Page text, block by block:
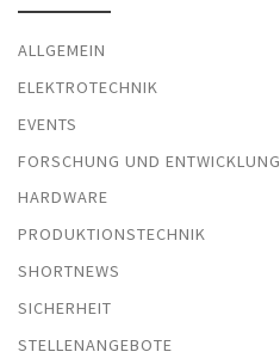
ALLGEMEIN
ELEKTROTECHNIK
EVENTS
FORSCHUNG UND ENTWICKLUNG
HARDWARE
PRODUKTIONSTECHNIK
SHORTNEWS
SICHERHEIT
STELLENANGEBOTE